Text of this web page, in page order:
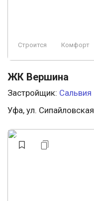
Строится Комфорт
ЖК Вершина
Застройщик: Сальвия
Уфа, ул. Сипайловская